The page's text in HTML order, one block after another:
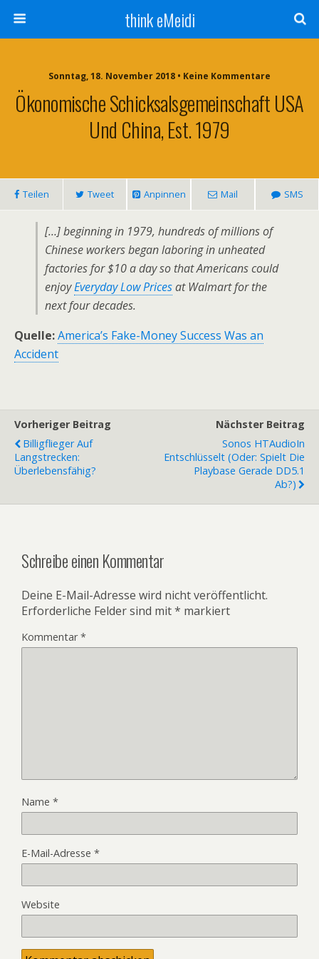
think eMeidi
Sonntag, 18. November 2018 • Keine Kommentare
Ökonomische Schicksalsgemeinschaft USA
Und China, Est. 1979
Teilen Tweet Anpinnen Mail SMS
[…] beginning in 1979, hundreds of millions of
Chinese workers began laboring in unheated
factories for $10 a day so that Americans could
enjoyEveryday Low Pricesat Walmart for the
next four decades.
Quelle:America’s Fake-Money Success Was an
Accident
Vorheriger Beitrag
Billigflieger Auf
Langstrecken:
Überlebensfähig?
Nächster Beitrag
Sonos HTAudioIn
Entschlüsselt (oder: Spielt Die
Playbase Gerade DD5.1
Ab?)
Schreibe einen Kommentar
Deine E-Mail-Adresse wird nicht veröffentlicht.
Erforderliche Felder sind mit* markiert
Kommentar*
Name *
E-Mail-Adresse *
Website